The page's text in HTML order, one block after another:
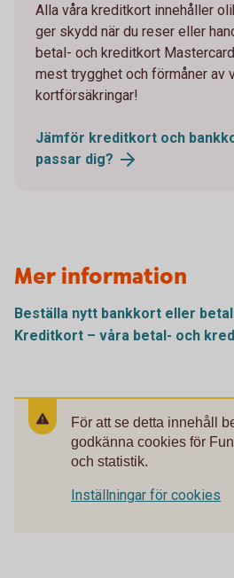
Alla våra kreditkort innehåller
ger skydd när du reser eller
betal- och kreditkort
mest trygghet och förmåner av
kortförsäkringar!
Jämför kreditkort och
passar dig?
Mer information
Beställa nytt bankkort eller
Kreditkort – våra betal- och
För att se detta innehåll
godkänna cookies för
och statistik.
Inställningar för cookies